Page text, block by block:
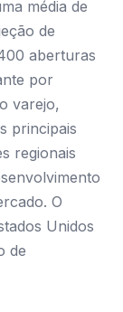
média de
de
aberturas
por
varejo,
principais
regionais
O
Unidos
de